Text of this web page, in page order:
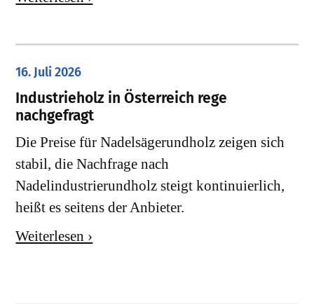
16. Juli 2026
Industrieholz in Österreich rege
nachgefragt
Die Preise für Nadelsägerundholz zeigen sich
stabil, die Nachfrage nach
Nadelindustrierundholz steigt kontinuierlich,
heißt es seitens der Anbieter.
Weiterlesen ›